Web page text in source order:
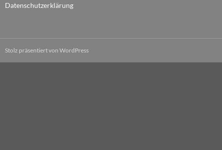
Datenschutzerklärung
Stolz präsentiert von WordPress